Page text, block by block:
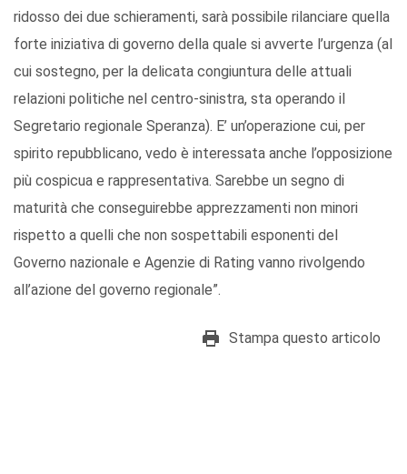
ridosso dei due schieramenti, sarà possibile rilanciare quella
forte iniziativa di governo della quale si avverte l’urgenza (al
cui sostegno, per la delicata congiuntura delle attuali
relazioni politiche nel centro-sinistra, sta operando il
Segretario regionale Speranza). E’ un’operazione cui, per
spirito repubblicano, vedo è interessata anche l’opposizione
più cospicua e rappresentativa. Sarebbe un segno di
maturità che conseguirebbe apprezzamenti non minori
rispetto a quelli che non sospettabili esponenti del
Governo nazionale e Agenzie di Rating vanno rivolgendo
all’azione del governo regionale”.
Stampa questo articolo